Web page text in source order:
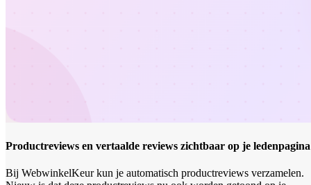
Productreviews en vertaalde reviews zichtbaar op je ledenpagina
Bij WebwinkelKeur kun je automatisch productreviews verzamelen.